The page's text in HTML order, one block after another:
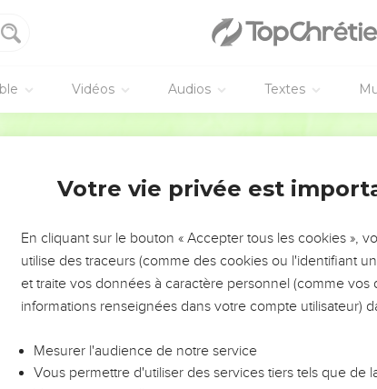
Vidéos Audios Textes
L’ÉVÉNEMENT DE L’ANNÉE !
VOUS ÉVITER LES VOTRES ?
pour leurs réussites, leur impact, leur foi ou leur vision. Mais on
et les saisons difficiles qu'ils ont traversés, alors même que ce sont
entrepreneurs, et responsables reviennent sur les erreurs
et les clés pour avancer avec plus de sagesse afin que leurs
Votre vie privée est
En cliquant sur le bouton « Accepter tous les cookies »,
utilise des traceurs (comme des cookies ou l'identifiant
et traite vos données à caractère personnel (comme
informations renseignées dans votre compte utilisateur)
Mesurer l'audience de notre service
Vous permettre d'utiliser des services tiers tels que de